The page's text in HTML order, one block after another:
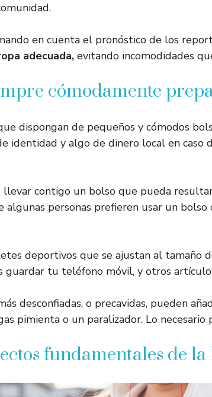
en cuenta el pronóstico de los
adecuada, evitando incomodidades
cómodamente
dispongan de pequeños y cómodos
identidad y algo de dinero local en caso
llevar contigo un bolso que pueda
personas prefieren usar un bolso
deportivos que se ajustan al tamaño
guardar tu teléfono móvil, y otros
desconfiadas, o precavidas, pueden
pimienta o un paralizador. Lo necesario
fundamentales de